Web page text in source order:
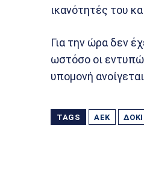
ικανότητές του
Για την ώρα δεν
ωστόσο οι
υπομονή
TAGS ΑΕΚ